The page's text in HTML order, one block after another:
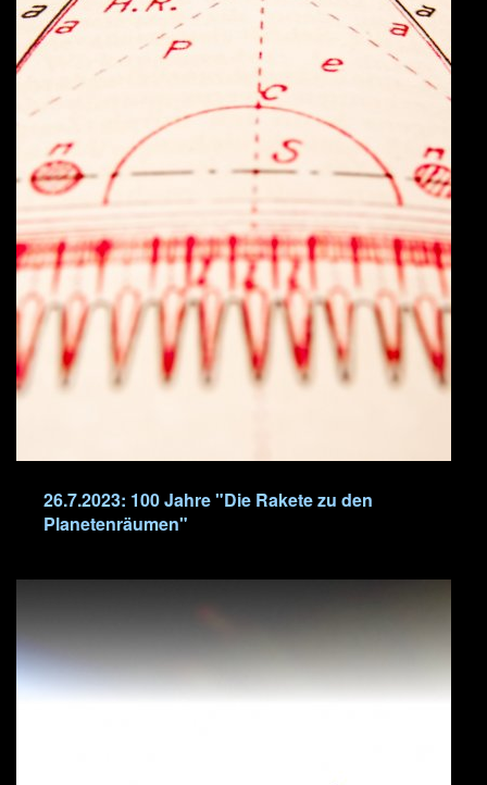
26.7.2023: 100 Jahre "Die Rakete zu den
Planetenräumen"